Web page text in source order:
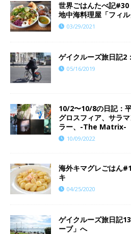
世界ごはんたべ記#30
地中海料理屋「フィ
03/29/2021
ゲイクルーズ旅日記2
05/16/2019
10/2〜10/8の日記：
グロスフィア、サラ
ラー、-The Matrix-
10/09/2022
海外キマグレごはん
キ
04/25/2020
ゲイクルーズ旅日記
ーブ」へ